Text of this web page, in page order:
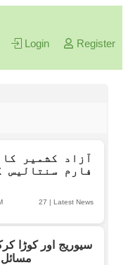
Login Register
آزاد کشمیر
فارم سنتالیس
27 | Latest News
سیوریج اور کوڑا
مسائل